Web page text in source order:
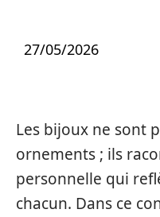
27/05/2026
Les bijoux ne sont
ornements ; ils
personnelle qui
chacun. Dans ce